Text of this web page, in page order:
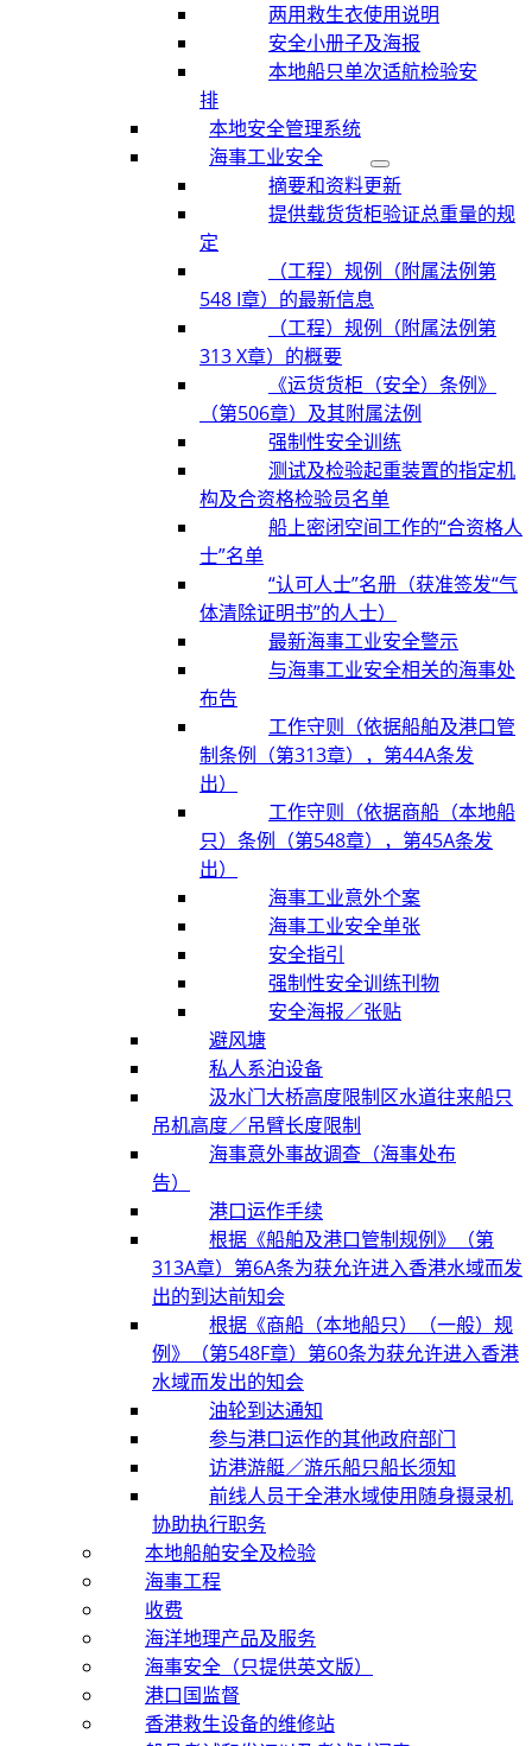
两用救生衣使用说明
安全小册子及海报
本地船只单次适航检验安
排
本地安全管理系统
海事工业安全
摘要和资料更新
提供载货货柜验证总重量的规
定
（工程）规例（附属法例第
548 I章）的最新信息
（工程）规例（附属法例第
313 X章）的概要
《运货货柜（安全）条例》
（第506章）及其附属法例
强制性安全训练
测试及检验起重装置的指定机
构及合资格检验员名单
船上密闭空间工作的“合资格人
士”名单
“认可人士”名册（获准签发“气
体清除证明书”的人士）
最新海事工业安全警示
与海事工业安全相关的海事处
布告
工作守则（依据船舶及港口管
制条例（第313章），第44A条发
出）
工作守则（依据商船（本地船
只）条例（第548章），第45A条发
出）
海事工业意外个案
海事工业安全单张
安全指引
强制性安全训练刊物
安全海报／张贴
避风塘
私人系泊设备
汲水门大桥高度限制区水道往来船只
吊机高度／吊臂长度限制
海事意外事故调查（海事处布
告）
港口运作手续
根据《船舶及港口管制规例》（第
313A章）第6A条为获允许进入香港水域而发
出的到达前知会
根据《商船（本地船只）（一般）规
例》（第548F章）第60条为获允许进入香港
水域而发出的知会
油轮到达通知
参与港口运作的其他政府部门
访港游艇／游乐船只船长须知
前线人员于全港水域使用随身摄录机
协助执行职务
本地船舶安全及检验
海事工程
收费
海洋地理产品及服务
海事安全（只提供英文版）
港口国监督
香港救生设备的维修站